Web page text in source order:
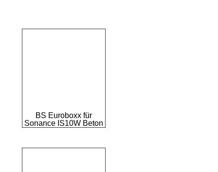
BS Euroboxx für
Sonance IS10W Beton